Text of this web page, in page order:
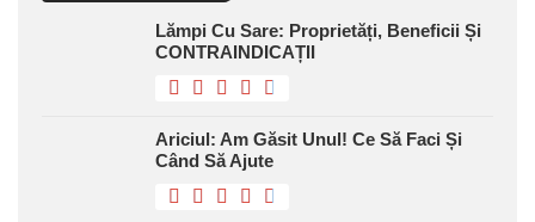
Lămpi Cu Sare: Proprietăți, Beneficii Și
CONTRAINDICAȚII
Ariciul: Am Găsit Unul! Ce Să Faci Și
Când Să Ajute